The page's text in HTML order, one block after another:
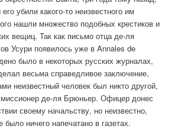
убили какого-то неизвестного им
нашли множество подобных крестиков и
вещиц. Так как письмо отца де-ля
Усури появилось уже в Annales de
было в некоторых русских журналах,
весьма справедливое заключение,
неизвестный человек был никто другой,
миссионер де-ля Брюньер. Офицер донес
своему начальству, но неизвестно,
ничего напечатано в газетах.